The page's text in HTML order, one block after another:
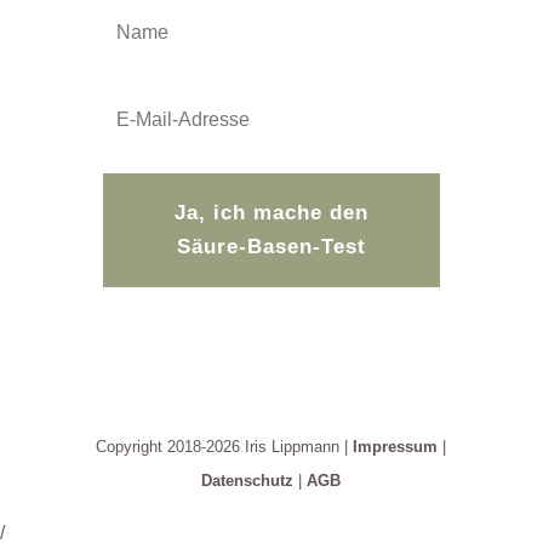
Ja, ich mache den
Säure-Basen-Test
Copyright 2018-2026 Iris Lippmann | Impressum
Datenschutz |AGB
/